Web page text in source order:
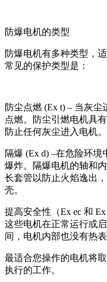
防爆电机的类型
防爆电机有多种类型，
常见的保护类型是：
防尘点燃 (Ex t) – 当灰尘
点燃。防尘引燃电机具
防止任何灰尘进入电机。
隔爆 (Ex d) –在危险环境
爆炸。隔爆电机的轴和
长套管以防止火焰逸出
壳。
提高安全性（Ex ec 和 Ex
这些电机在正常运行或
间，电机内部也没有热表
最适合您操作的电机将
执行的工作。